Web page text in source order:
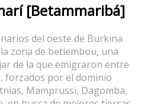
[Betammaribá]
del oeste de Burkina
zona de betiembou, una
de la que emigraron entre
forzados por el dominio
Mamprussi, Dagomba,